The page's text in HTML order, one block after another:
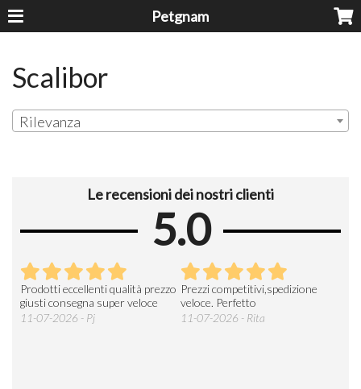
Petgnam
Scalibor
Rilevanza
Le recensioni dei nostri clienti
5.0
Prodotti eccellenti qualità prezzo
giusti consegna super veloce
11-07-2026 - Pj
Prezzi competitivi,spedizione
veloce. Perfetto
11-07-2026 - Rita